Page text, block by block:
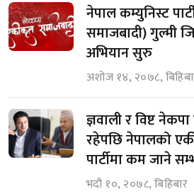
नेपाल कम्युनिस्ट
समाजबादी) गुल्मी
अभियान सुरु
अशोज १४, २०७८,
ज्ञवाली र विष्ट
रहेपछि नेपालको
पार्टीमा कम जाने
भदौ १०, २०७८, बिहिबार